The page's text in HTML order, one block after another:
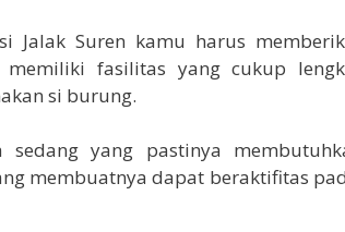
Jalak Suren kamu harus
fasilitas yang cukup
si burung.
yang pastinya
membuatnya dapat beraktifitas